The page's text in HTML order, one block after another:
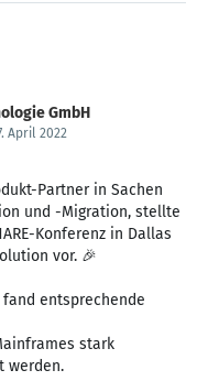
GmbH
April 2022
Partner in Sachen
und -Migration, stellte
Konferenz in Dallas
vor. 🎉
fand entsprechende
stark
werden.